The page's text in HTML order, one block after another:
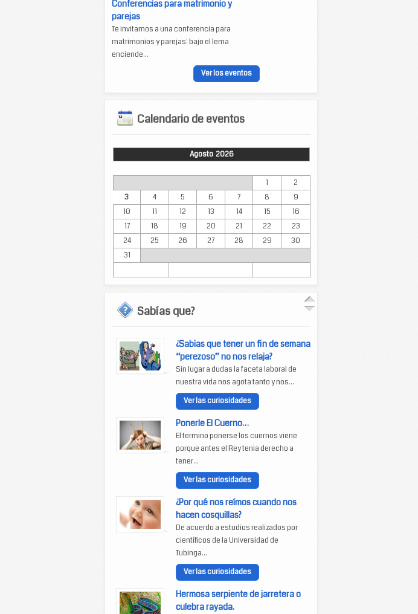
Conferencias para matrimonio y
parejas
Te invitamos a una conferencia para
matrimonios y parejas: bajo el lema
enciende...
Ver los eventos
Calendario de eventos
Agosto 2026
1
2
3
4 5 6 7 8
9
10
11 12 13 14 15
16
17
18 19 20 21 22
23
24
25 26 27 28 29
30
31
Sabías que?
¿Sabias que tener un fin de semana
“perezoso” no nos relaja?
Sin lugar a dudas la faceta laboral de
nuestra vida nos agota tanto y nos...
Ver las curiosidades
Ponerle El Cuerno…
El termino ponerse los cuernos viene
porque antes el Rey tenia derecho a
tener...
Ver las curiosidades
¿Por qué nos reímos cuando nos
hacen cosquillas?
De acuerdo a estudios realizados por
científicos de la Universidad de
Tubinga...
Ver las curiosidades
Hermosa serpiente de jarretera o
culebra rayada.